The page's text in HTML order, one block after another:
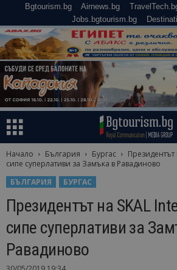
Bgtourism.bg Airnews.bg
Jobs.bgtourism.bg
Начало България Бургас
Президентът
сипе суперлативи за Замъка в Равадиново
БЪЛГАРИЯ
БУРГАС
Президентът на SKAL
сипе суперлативи за
Равадиново